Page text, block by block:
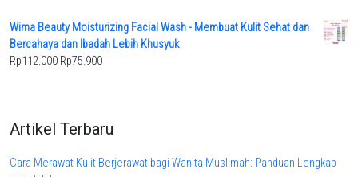
was:
Rp133.500.
is:
Rp89.900.
Wima Beauty Moisturizing Facial Wash - Membuat Kulit Sehat dan
Bercahaya dan Ibadah Lebih Khusyuk
Rp112.000 Original
Rp75.900Current
Artikel Terbaru
Cara Merawat Kulit Berjerawat bagi Wanita Muslimah: Panduan Lengkap